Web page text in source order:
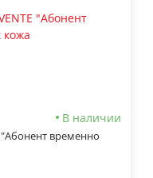
В наличии
"Абонент временно